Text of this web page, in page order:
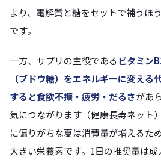
より、電解質と糖をセットで補うほ
です。
一方、サプリの主役であるビタミン
（ブドウ糖）をエネルギーに変える
すると食欲不振・疲労・だるさがあ
気につながります（健康長寿ネット
に偏りがちな夏は消費量が増えるた
大きい栄養素です。1日の推奨量は